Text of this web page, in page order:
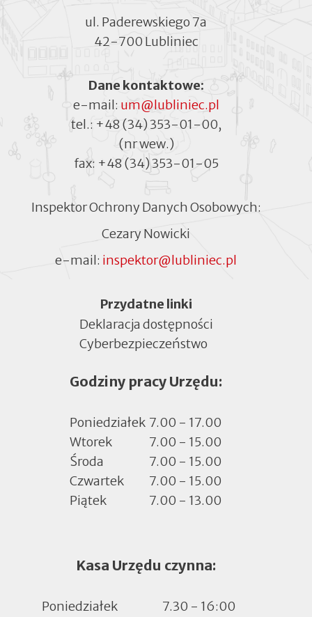
ul. Paderewskiego 7a
42-700 Lubliniec
Dane kontaktowe:
e-mail: um@lubliniec.pl
tel.: +48 (34) 353-01-00,
(nr wew.)
fax: +48 (34) 353-01-05
Inspektor Ochrony Danych Osobowych:
Cezary Nowicki
e-mail: inspektor@lubliniec.pl
MenuPrzydatne linki
Deklaracja dostępności
Cyberbezpieczeństwo
w
zakładce
Godziny pracy Urzędu:
Poniedziałek 7.00 - 17.00
Wtorek
7.00 - 15.00
Środa
7.00 - 15.00
Czwartek
7.00 - 15.00
Piątek
7.00 - 13.00
Kasa Urzędu czynna:
Poniedziałek
7.30 - 16:00